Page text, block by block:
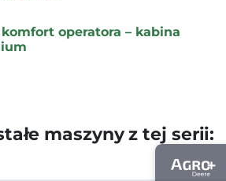
operatora – kabina
maszyny z tej serii: